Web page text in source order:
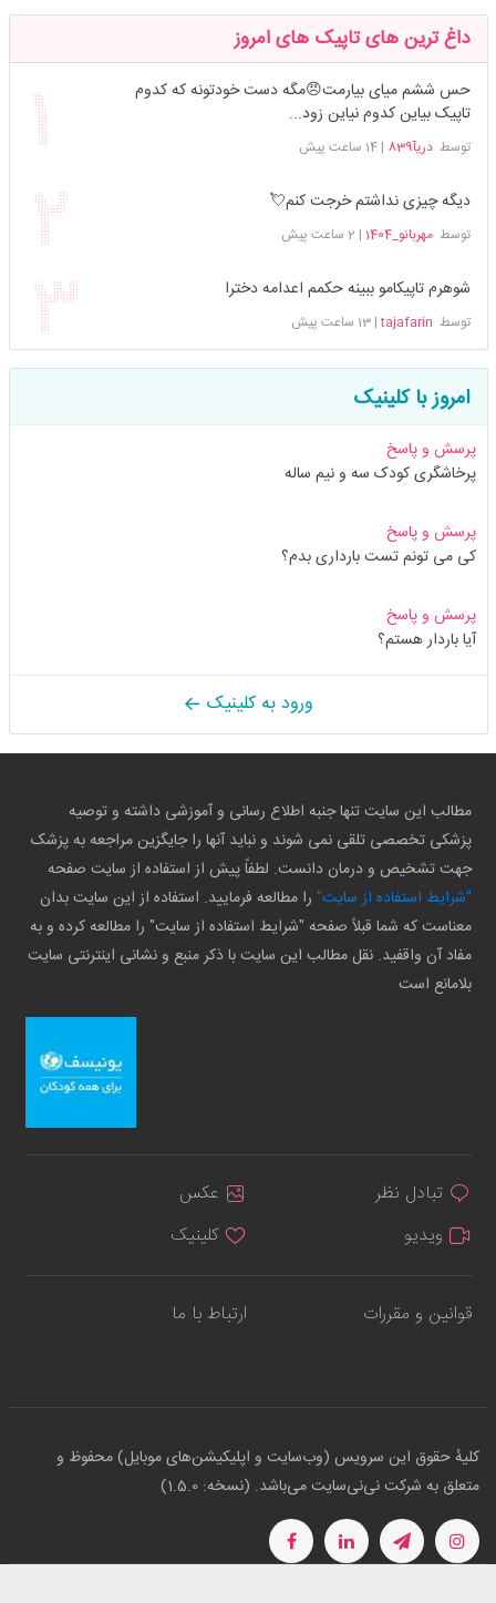
داغ ترین های تاپیک های امروز
حس ششم میای بیارمت😠مگه دست خودتونه که کدوم
تاپیک بیاین کدوم نیاین زود...
توسطدریآ839 |14 ساعت پیش
دیگه چیزی نداشتم خرجت کنم💘
توسطمهربانو_1404 | 2 ساعت پیش
شوهرم تاپیکامو ببینه حکمم اعدامه دخترا
توسط tajafarin
|13 ساعت پیش
امروز با کلینیک
پرسش و پاسخ
پرخاشگری کودک سه و نیم ساله
پرسش و پاسخ
کی می تونم تست بارداری بدم؟
پرسش و پاسخ
آیا باردار هستم؟
ورود به کلینیک
مطالب این سایت تنها جنبه اطلاع رسانی و آموزشی داشته و توصیه
پزشکی تخصصی تلقی نمی شوند و نباید آنها را جایگزین مراجعه به پزشک
جهت تشخیص و درمان دانست. لطفاً پیش از استفاده از سایت صفحه
"شرایط استفاده از سایت" را مطالعه فرمایید. استفاده از این سایت بدان
معناست که شما قبلاً صفحه "شرایط استفاده از سایت" را مطالعه کرده و به
مفاد آن واقفید. نقل مطالب این سایت با ذکر منبع و نشانی اینترنتی سایت
بلامانع است
تبادل نظر
عکس
ویدیو
کلینیک
قوانین و مقررات ارتباط با ما
کلیهٔ حقوق این سرویس (وب‌سایت و اپلیکیشن‌های موبایل) محفوظ و
متعلق به شرکت نی‌نی‌سایت می‌باشد. (نسخه: 1.5.0)